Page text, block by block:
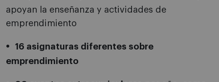
apoyan la enseñanza y actividades de
emprendimiento
16 asignaturas diferentes sobre
emprendimiento